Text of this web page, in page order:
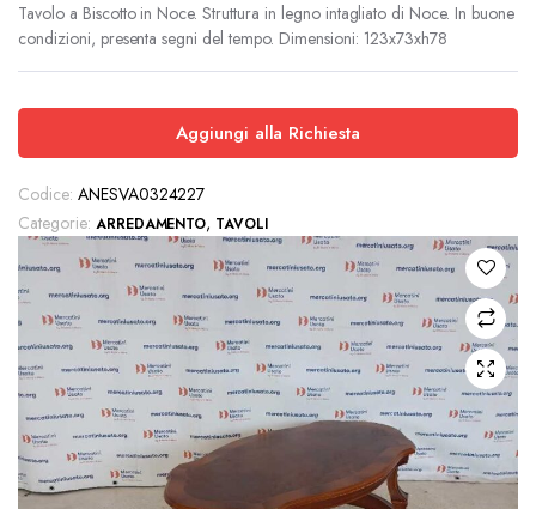
Tavolo a Biscotto in Noce. Struttura in legno intagliato di Noce. In buone
condizioni, presenta segni del tempo. Dimensioni: 123x73xh78
Aggiungi alla Richiesta
Codice: ANESVA0324227
Categorie: ARREDAMENTO, TAVOLI